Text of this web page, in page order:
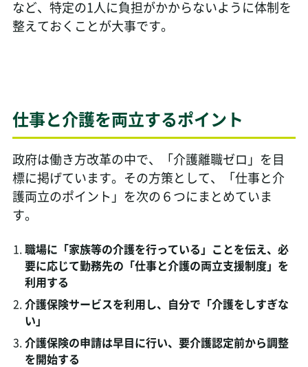
など、特定の1人に負担がかからないように体制を
整えておくことが大事です。
仕事と介護を両立するポイント
政府は働き方改革の中で、「介護離職ゼロ」を目
標に掲げています。その方策として、「仕事と介
護両立のポイント」を次の６つにまとめていま
す。
職場に「家族等の介護を行っている」ことを伝え、必
要に応じて勤務先の「仕事と介護の両立支援制度」を
利用する
介護保険サービスを利用し、自分で「介護をしすぎな
い」
介護保険の申請は早目に行い、要介護認定前から調整
を開始する